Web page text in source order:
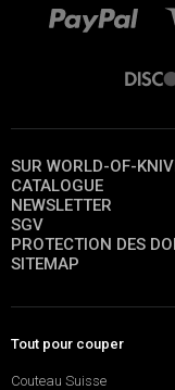
SUR WORLD-OF-
CATALOGUE
NEWSLETTER
SGV
PROTECTION DES
SITEMAP
Tout pour couper
Couteau Suisse